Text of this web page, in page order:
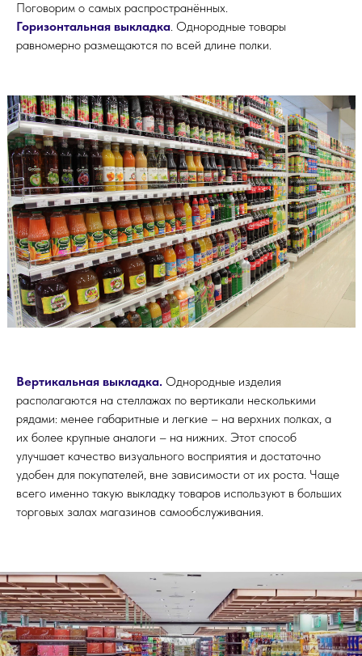
Поговорим о самых распространённых.
Горизонтальная выкладка. Однородные товары
равномерно размещаются по всей длине полки.
Вертикальная выкладка. Однородные изделия
располагаются на стеллажах по вертикали несколькими
рядами: менее габаритные и легкие – на верхних полках, а
их более крупные аналоги – на нижних. Этот способ
улучшает качество визуального восприятия и достаточно
удобен для покупателей, вне зависимости от их роста. Чаще
всего именно такую выкладку товаров используют в больших
торговых залах магазинов самообслуживания.